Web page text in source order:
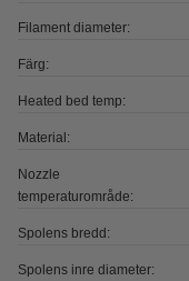
Filament diameter:
Färg:
Heated bed temp:
Material:
Nozzle
temperaturområde:
Spolens bredd:
Spolens inre diameter: